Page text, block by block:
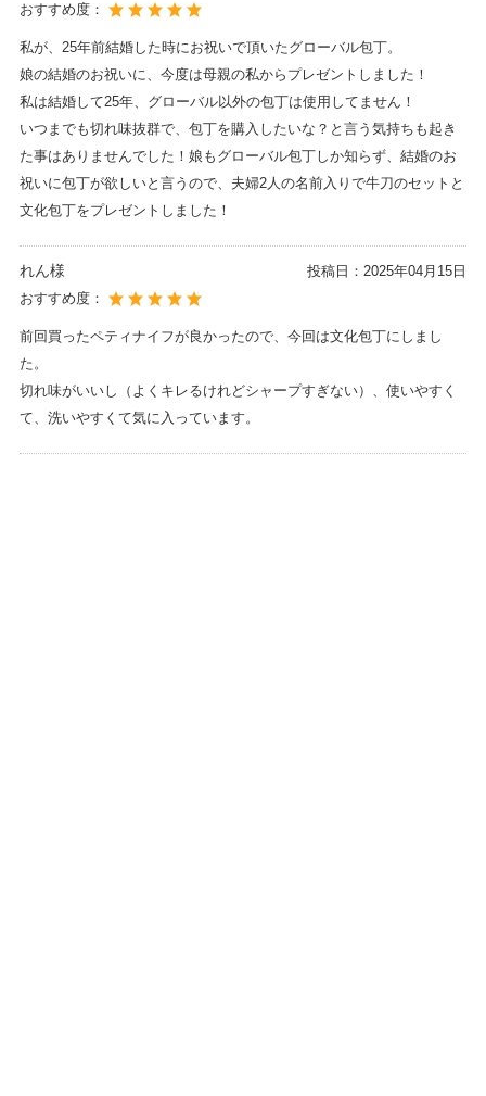
おすすめ度：
私が、25年前結婚した時にお祝いで頂いたグローバル包丁。
娘の結婚のお祝いに、今度は母親の私からプレゼントしました！
私は結婚して25年、グローバル以外の包丁は使用してません！
いつまでも切れ味抜群で、包丁を購入したいな？と言う気持ちも起き
た事はありませんでした！娘もグローバル包丁しか知らず、結婚のお
祝いに包丁が欲しいと言うので、夫婦2人の名前入りで牛刀のセットと
文化包丁をプレゼントしました！
れん様 投稿日： 2025年04月15日
おすすめ度：
前回買ったペティナイフが良かったので、今回は文化包丁にしまし
た。
切れ味がいいし（よくキレるけれどシャープすぎない）、使いやすく
て、洗いやすくて気に入っています。